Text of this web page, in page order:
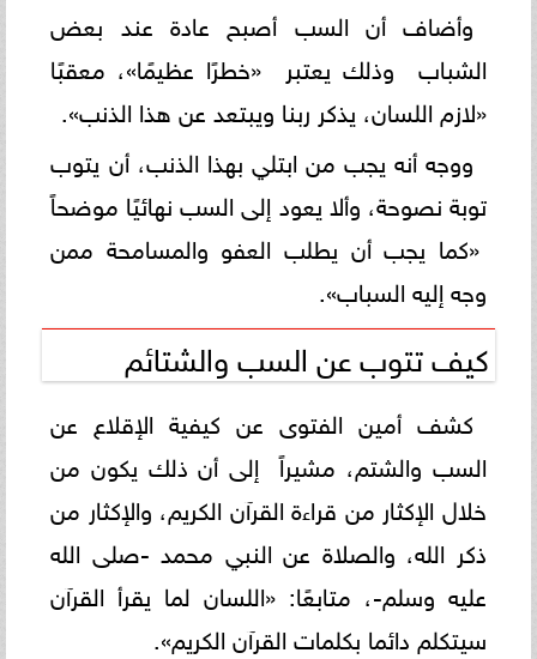
وأضاف أن السب أصبح عادة عند بعض
الشباب وذلك يعتبر «خطرًا عظيمًا»، معقبًا
«لازم اللسان، يذكر ربنا ويبتعد عن هذا الذنب».
ووجه أنه يجب من ابتلي بهذا الذنب، أن يتوب
توبة نصوحة، وألا يعود إلى السب نهائيًا موضحاً
«كما يجب أن يطلب العفو والمسامحة ممن
وجه إليه السباب».
كيف تتوب عن السب والشتائم
كشف أمين الفتوى عن كيفية الإقلاع عن
السب والشتم، مشيراً إلى أن ذلك يكون من
خلال الإكثار من قراءة القرآن الكريم، والإكثار من
ذكر الله، والصلاة عن النبي محمد -صلى الله
عليه وسلم-، متابعًا: «اللسان لما يقرأ القرآن
سيتكلم دائما بكلمات القرآن الكريم».